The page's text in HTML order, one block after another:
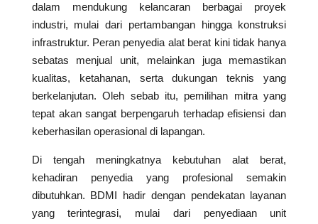
dalam mendukung kelancaran berbagai proyek
industri, mulai dari pertambangan hingga konstruksi
infrastruktur. Peran penyedia alat berat kini tidak hanya
sebatas menjual unit, melainkan juga memastikan
kualitas, ketahanan, serta dukungan teknis yang
berkelanjutan. Oleh sebab itu, pemilihan mitra yang
tepat akan sangat berpengaruh terhadap efisiensi dan
keberhasilan operasional di lapangan.
Di tengah meningkatnya kebutuhan alat berat,
kehadiran penyedia yang profesional semakin
dibutuhkan. BDMI hadir dengan pendekatan layanan
yang terintegrasi, mulai dari penyediaan unit